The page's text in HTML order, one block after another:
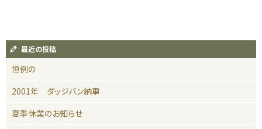
最近の投稿
恒例の
2001年 ダッジバン納車
夏季休業のお知らせ